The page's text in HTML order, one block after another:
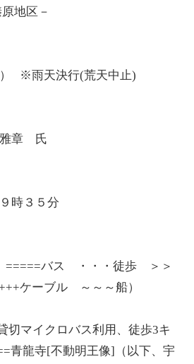
地区－
） ※雨天決行(荒天中止)
雅章 氏
時３５分
=====バス ・・・徒歩 ＞＞
ケーブル ～～～船）
切マイクロバス利用、徒歩3キ
青龍寺[不動明王像]（以下、宇